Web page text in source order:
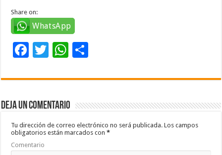
Share on:
WhatsApp
F
e
b
o
o
k
T
tt
er
W
at
sA
p
p
m
ar
ti
Deja un comentario
Tu dirección de correo electrónico no será publicada. Los campos
obligatorios están marcados con*
Comentario